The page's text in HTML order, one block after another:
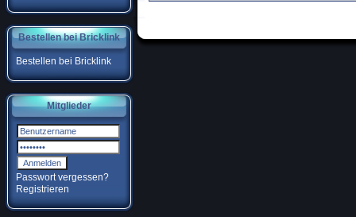
Bestellen bei Bricklink
Bestellen bei Bricklink
Mitglieder
Passwort vergessen?
Registrieren